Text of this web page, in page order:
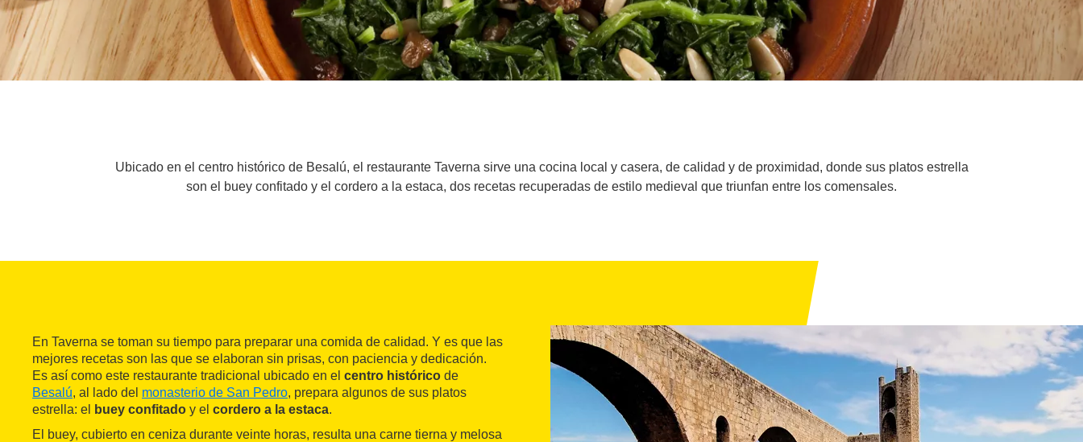
Ubicado en el centro histórico de Besalú, el restaurante Taverna sirve una cocina local y casera, de calidad y de proximidad, donde sus platos estrella
son el buey confitado y el cordero a la estaca, dos recetas recuperadas de estilo medieval que triunfan entre los comensales.
En Taverna se toman su tiempo para preparar una comida de calidad. Y es que las
mejores recetas son las que se elaboran sin prisas, con paciencia y dedicación.
Es así como este restaurante tradicional ubicado en el centro histórico de
Besalú, al lado del monasterio de San Pedro, prepara algunos de sus platos
estrella: el
buey confitado y el cordero a la estaca.
El buey, cubierto en ceniza durante veinte horas, resulta una carne tierna y melosa